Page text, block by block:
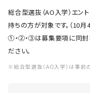
総合型選抜（AO入学）エン
持ちの方が対象です。（10
①・②・③は募集要項に同封
ださい。
※総合型選抜（AO入学）は事前